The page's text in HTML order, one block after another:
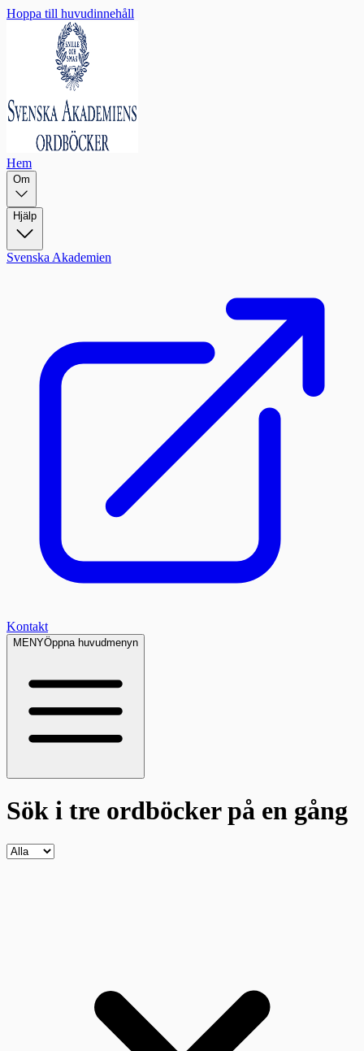
Hoppa till huvudinnehåll
Hem
Om
Hjälp
Svenska Akademien
Kontakt
MENYÖppna huvudmenyn
Sök i tre ordböckerpå en gång